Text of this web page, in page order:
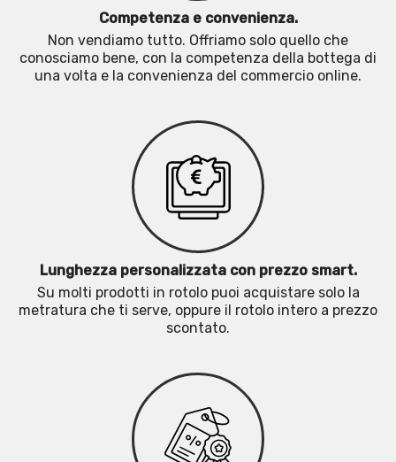
Competenza e convenienza.
Non vendiamo tutto. Offriamo solo quello che
conosciamo bene, con la competenza della bottega di
una volta e la convenienza del commercio online.
Lunghezza personalizzata con prezzo smart.
Su molti prodotti in rotolo puoi acquistare solo la
metratura che ti serve, oppure il rotolo intero a prezzo
scontato.